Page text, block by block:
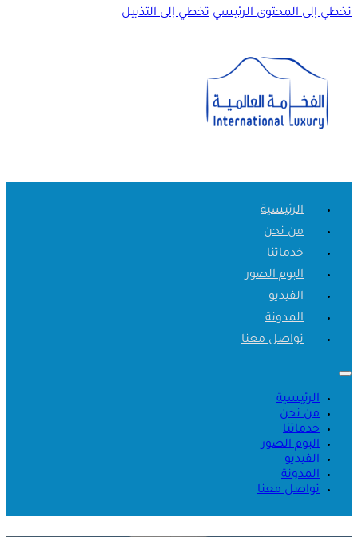
تخطي إلى المحتوى الرئيسي تخطي إلى التذييل
الرئيسية
من نحن
خدماتنا
البوم الصور
الفيديو
المدونة
تواصل معنا
الرئيسية
من نحن
خدماتنا
البوم الصور
الفيديو
المدونة
تواصل معنا